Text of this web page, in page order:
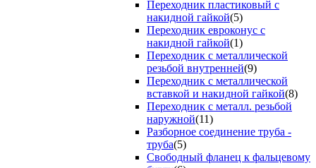
Переходник пластиковый с
накидной гайкой(5)
Переходник евроконус с
накидной гайкой(1)
Переходник с металлической
резьбой внутренней(9)
Переходник с металлической
вставкой и накидной гайкой(8)
Переходник с металл. резьбой
наружной(11)
Разборное соединение труба -
труба(5)
Свободный фланец к фальцевому